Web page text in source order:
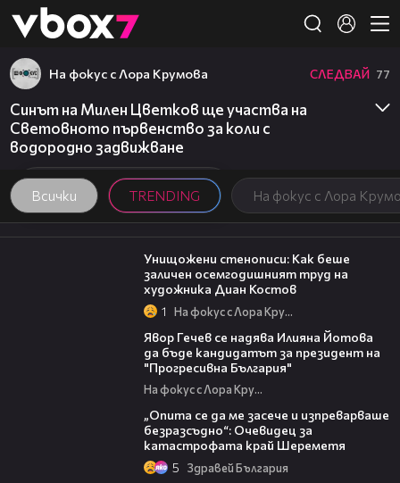
👾
Всички TRENDING На фокус с Лора
На фокус с Лора Крумова СЛЕДВАЙ 77
Синът на Милен Цветков ще участва на
Световното първенство за коли с
водородно задвижване
13:45
Унищожени стенописи: Как беше
заличен осемгодишният труд на
художника Диан Костов
1 На фокус с Лора Крумова
Явор Гечев се надява Илияна Йотова
да бъде кандидатът за президент на
"Прогресивна България"
На фокус с Лора Крумова
„Опита се да ме засече и изпреварваше
безразсъдно“: Очевидец за
катастрофата край Шереметя
5 Здравей България